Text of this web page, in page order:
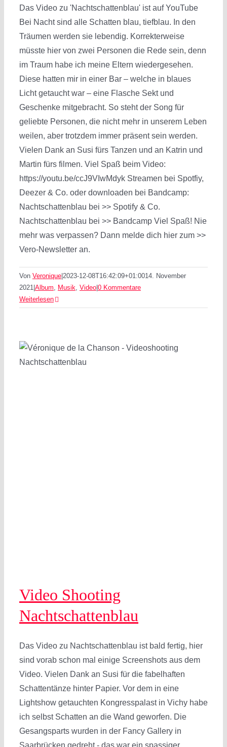
Das Video zu 'Nachtschattenblau' ist auf YouTube
Bei Nacht sind alle Schatten blau, tiefblau. In den
Träumen werden sie lebendig. Korrekterweise
müsste hier von zwei Personen die Rede sein, denn
im Traum habe ich meine Eltern wiedergesehen.
Diese hatten mir in einer Bar – welche in blaues
Licht getaucht war – eine Flasche Sekt und
Geschenke mitgebracht. So steht der Song für
geliebte Personen, die nicht mehr in unserem Leben
weilen, aber trotzdem immer präsent sein werden.
Vielen Dank an Susi fürs Tanzen und an Katrin und
Martin fürs filmen. Viel Spaß beim Video:
https://youtu.be/ccJ9VIwMdyk Streamen bei Spotfiy,
Deezer & Co. oder downloaden bei Bandcamp:
Nachtschattenblau bei >> Spotify & Co.
Nachtschattenblau bei >> Bandcamp Viel Spaß! Nie
mehr was verpassen? Dann melde dich hier zum >>
Vero-Newsletter an.
Von Veronique 2023-12-08T16:42:09+01:0014. November
2021 Album, Musik, Video 0 Kommentare
Weiterlesen
Video Shooting
Nachtschattenblau
Das Video zu Nachtschattenblau ist bald fertig, hier
sind vorab schon mal einige Screenshots aus dem
Video. Vielen Dank an Susi für die fabelhaften
Schattentänze hinter Papier. Vor dem in eine
Lightshow getauchten Kongresspalast in Vichy habe
ich selbst Schatten an die Wand geworfen. Die
Gesangsparts wurden in der Fancy Gallery in
Saarbrücken gedreht - das war ein spassiger